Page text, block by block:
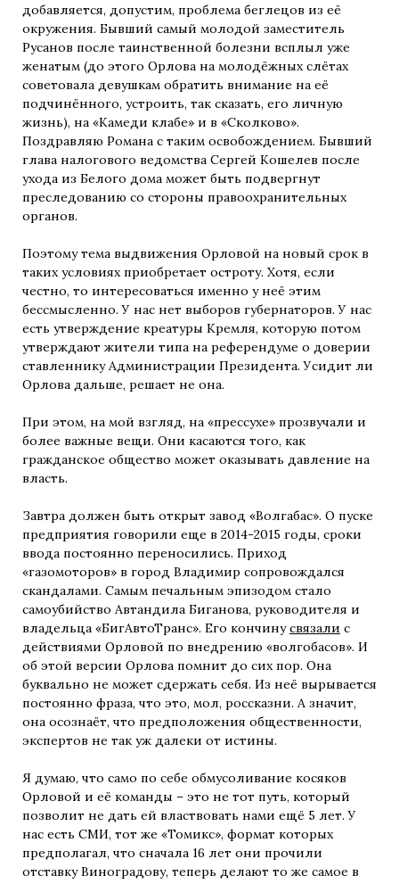
добавляется, допустим, проблема беглецов из её
окружения. Бывший самый молодой заместитель
Русанов после таинственной болезни всплыл уже
женатым (до этого Орлова на молодёжных слётах
советовала девушкам обратить внимание на её
подчинённого, устроить, так сказать, его личную
жизнь), на «Камеди клабе» и в «Сколково».
Поздравляю Романа с таким освобождением. Бывший
глава налогового ведомства Сергей Кошелев после
ухода из Белого дома может быть подвергнут
преследованию со стороны правоохранительных
органов.
Поэтому тема выдвижения Орловой на новый срок в
таких условиях приобретает остроту. Хотя, если
честно, то интересоваться именно у неё этим
бессмысленно. У нас нет выборов губернаторов. У нас
есть утверждение креатуры Кремля, которую потом
утверждают жители типа на референдуме о доверии
ставленнику Администрации Президента. Усидит ли
Орлова дальше, решает не она.
При этом, на мой взгляд, на «прессухе» прозвучали и
более важные вещи. Они касаются того, как
гражданское общество может оказывать давление на
власть.
Завтра должен быть открыт завод «Волгабас». О пуске
предприятия говорили еще в 2014-2015 годы, сроки
ввода постоянно переносились. Приход
«газомоторов» в город Владимир сопровождался
скандалами. Самым печальным эпизодом стало
самоубийство Автандила Биганова, руководителя и
владельца «БигАвтоТранс». Его кончинусвязали с
действиями Орловой по внедрению «волгобасов». И
об этой версии Орлова помнит до сих пор. Она
буквально не может сдержать себя. Из неё вырывается
постоянно фраза, что это, мол, россказни. А значит,
она осознаёт, что предположения общественности,
экспертов не так уж далеки от истины.
Я думаю, что само по себе обмусоливание косяков
Орловой и её команды – это не тот путь, который
позволит не дать ей властвовать нами ещё 5 лет. У
нас есть СМИ, тот же «Томикс», формат которых
предполагал, что сначала 16 лет они прочили
отставку Виноградову, теперь делают то же самое в